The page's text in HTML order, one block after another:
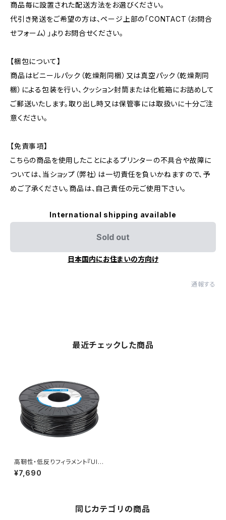
商品毎に設置された配送方法をお選びください。
代引き発送をご希望の方は、ページ上部の「CONTACT（お問合
せフォーム）」よりお問合せください。
【梱包について】
商品はビニールパック（乾燥剤同梱）又は真空パック（乾燥剤同
梱）による包装を行い、クッション封筒または化粧箱にお詰めして
ご郵送いたします。取り出し時又は保管事には取扱いに十分ご注
意ください。
【免責事項】
こちらの商品を使用したことによるプリンターの不具合や故障に
ついては、当ショップ（弊社）は一切責任を負いかねますので、予
めご了承ください。商品は、自己責任の元ご使用下さい。
International shipping available
Sold out
日本国内にお住まいの方向け
通報する
最近チェックした商品
高靭性・低反りフィラメント『Ultr
afuse ABS Fusion+』
¥7,690
同じカテゴリの商品